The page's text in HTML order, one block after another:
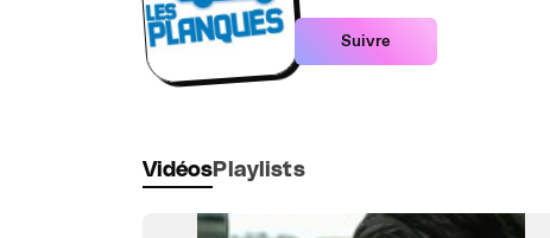
Suivre
Vidéos Playlists